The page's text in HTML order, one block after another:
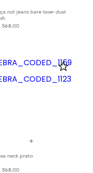
not jeans bare lover dust
568,00
neck preto
368,00